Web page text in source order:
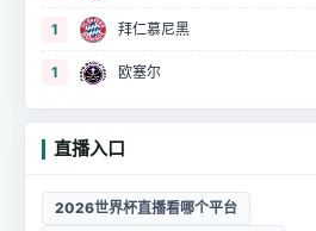
1 拜仁慕尼黑
1 欧塞尔
直播入口
2026世界杯直播看哪个平台